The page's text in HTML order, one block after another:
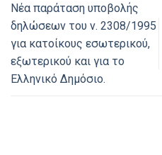
Νέα παράταση υποβολής
δηλώσεων του ν. 2308/1995
για κατοίκους εσωτερικού,
εξωτερικού και για το
Ελληνικό Δημόσιο.